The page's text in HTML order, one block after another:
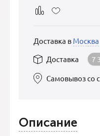
Доставка в Москва
Доставка
7
Самовывоз со
Описание